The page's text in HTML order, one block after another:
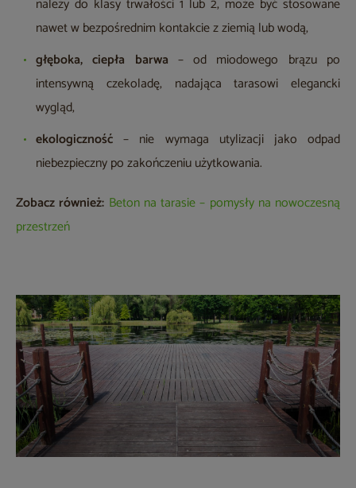
należy do klasy trwałości 1 lub 2, może być stosowane
nawet w bezpośrednim kontakcie z ziemią lub wodą,
głęboka, ciepła barwa – od miodowego brązu po
intensywną czekoladę, nadająca tarasowi elegancki
wygląd,
ekologiczność – nie wymaga utylizacji jako odpad
niebezpieczny po zakończeniu użytkowania.
Zobacz również: Beton na tarasie – pomysły na nowoczesną
przestrzeń